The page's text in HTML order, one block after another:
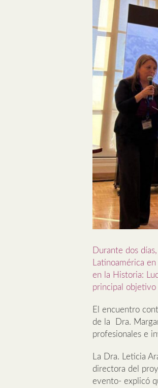
Durante dos
Latinoamérica
en la Historia:
principal objetivo
El encuentro
de la Dra.
profesionales e
La Dra. Leticia
directora del
evento- explicó